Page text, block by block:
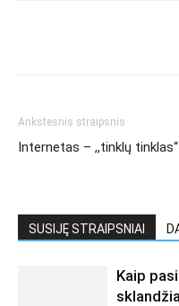
Ankstesnis straipsnis
Internetas – ,,tinklų tinklas“
SUSIJĘ STRAIPSNIAI
Kaip